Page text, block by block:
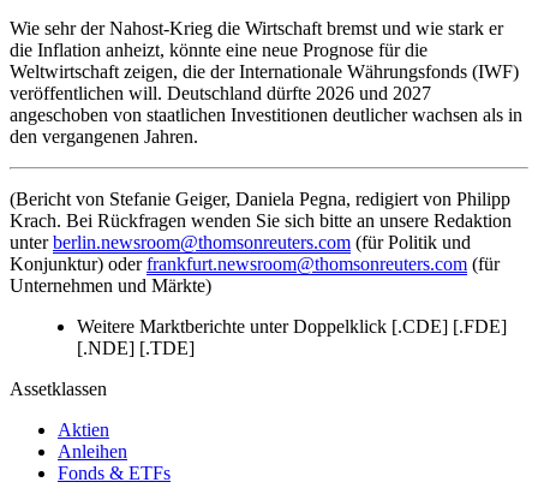
Wie sehr der Nahost-Krieg die Wirtschaft bremst und wie stark er
die Inflation anheizt, könnte eine neue Prognose für die
Weltwirtschaft zeigen, die der Internationale Währungsfonds (IWF)
veröffentlichen will. Deutschland dürfte 2026 und 2027
angeschoben von staatlichen Investitionen deutlicher wachsen als in
den vergangenen Jahren.
(Bericht von Stefanie Geiger, Daniela Pegna, redigiert von Philipp
Krach. Bei Rückfragen wenden Sie sich bitte an unsere Redaktion
unterberlin.newsroom@thomsonreuters.com (für Politik und
Konjunktur) oderfrankfurt.newsroom@thomsonreuters.com (für
Unternehmen und Märkte)
Weitere Marktberichte unter Doppelklick [.CDE] [.FDE]
[.NDE] [.TDE]
Assetklassen
Aktien
Anleihen
Fonds & ETFs